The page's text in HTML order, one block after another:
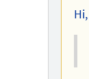
Hi,